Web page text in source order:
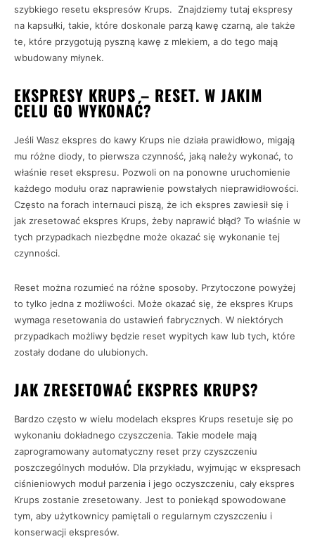
szybkiego resetu ekspresów Krups. Znajdziemy tutaj ekspresy
na kapsułki, takie, które doskonale parzą kawę czarną, ale także
te, które przygotują pyszną kawę z mlekiem, a do tego mają
wbudowany młynek.
EKSPRESY KRUPS – RESET. W JAKIM
CELU GO WYKONAĆ?
Jeśli Wasz ekspres do kawy Krups nie działa prawidłowo, migają
mu różne diody, to pierwsza czynność, jaką należy wykonać, to
właśnie reset ekspresu. Pozwoli on na ponowne uruchomienie
każdego modułu oraz naprawienie powstałych nieprawidłowości.
Często na forach internauci piszą, że ich ekspres zawiesił się i
jak zresetować ekspres Krups, żeby naprawić błąd? To właśnie w
tych przypadkach niezbędne może okazać się wykonanie tej
czynności.
Reset można rozumieć na różne sposoby. Przytoczone powyżej
to tylko jedna z możliwości. Może okazać się, że ekspres Krups
wymaga resetowania do ustawień fabrycznych. W niektórych
przypadkach możliwy będzie reset wypitych kaw lub tych, które
zostały dodane do ulubionych.
JAK ZRESETOWAĆ EKSPRES KRUPS?
Bardzo często w wielu modelach ekspres Krups resetuje się po
wykonaniu dokładnego czyszczenia. Takie modele mają
zaprogramowany automatyczny reset przy czyszczeniu
poszczególnych modułów. Dla przykładu, wyjmując w ekspresach
ciśnieniowych moduł parzenia i jego oczyszczeniu, cały ekspres
Krups zostanie zresetowany. Jest to poniekąd spowodowane
tym, aby użytkownicy pamiętali o regularnym czyszczeniu i
konserwacji ekspresów.